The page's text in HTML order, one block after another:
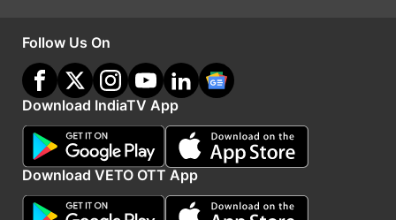
Follow Us On
Download IndiaTV App
Download VETO OTT App